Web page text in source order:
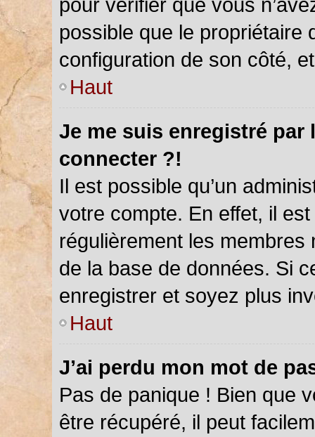
possible que le propriétaire
configuration de son côté,
Haut
Je me suis enregistré par
connecter ?!
Il est possible qu’un
votre compte. En effet, il
régulièrement les
de la base de données. Si
enregistrer et soyez plus
Haut
J’ai perdu mon mot de
Pas de panique ! Bien que
être récupéré, il peut